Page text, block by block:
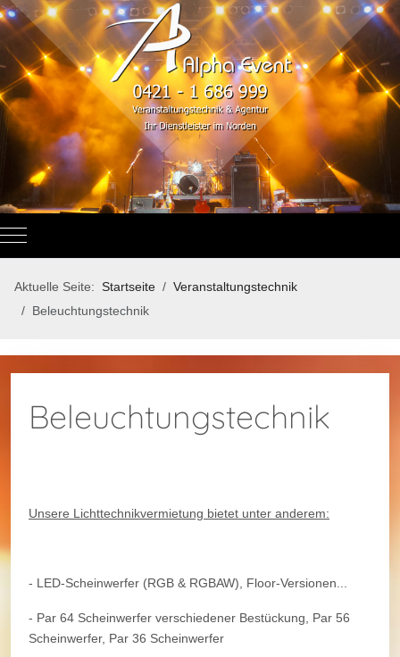
Mobile Menu Toggle
Aktuelle Seite: Startseite
Veranstaltungstechnik
Beleuchtungstechnik
Beleuchtungstechnik
Unsere Lichttechnikvermietung bietet unter anderem:
- LED-Scheinwerfer (RGB & RGBAW), Floor-Versionen...
- Par 64 Scheinwerfer verschiedener Bestückung, Par 56
Scheinwerfer, Par 36 Scheinwerfer